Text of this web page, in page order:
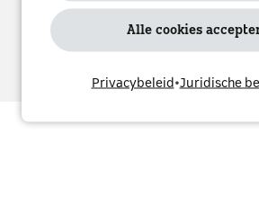
Ja, ik ga akkoord
Alle cookies
Privacybeleid •Juridische